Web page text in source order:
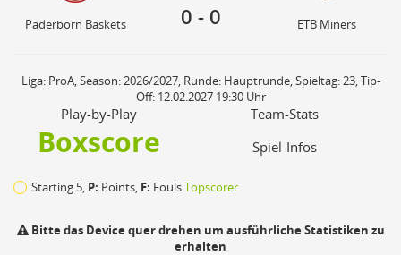
0 - 0
Paderborn Baskets ETB Miners
Liga: ProA, Season: 2026/2027, Runde: Hauptrunde, Spieltag: 23, Tip-
Off: 12.02.2027 19:30 Uhr
Play-by-Play Team-Stats
Boxscore Spiel-Infos
Starting 5, P: Points, F: FoulsTopscorer
Bitte das Device quer drehen um ausführliche Statistiken zu
erhalten